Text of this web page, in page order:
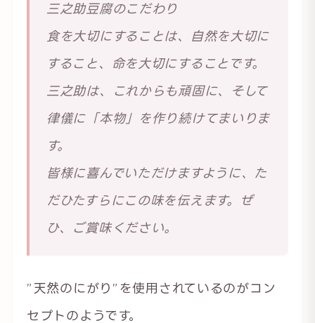
三之助豆腐のこだわり
食を大切にすることは、自然を大切に
すること、命を大切にすることです。
三之助は、これからも頑固に、そして
律儀に「本物」を作り続けてまいりま
す。
皆様に喜んでいただけますように、た
だひたすらにこの味を伝えます。ぜ
ひ、ご賞味ください。
”天然のにがり”を使用されているのがコン
セプトのようです。